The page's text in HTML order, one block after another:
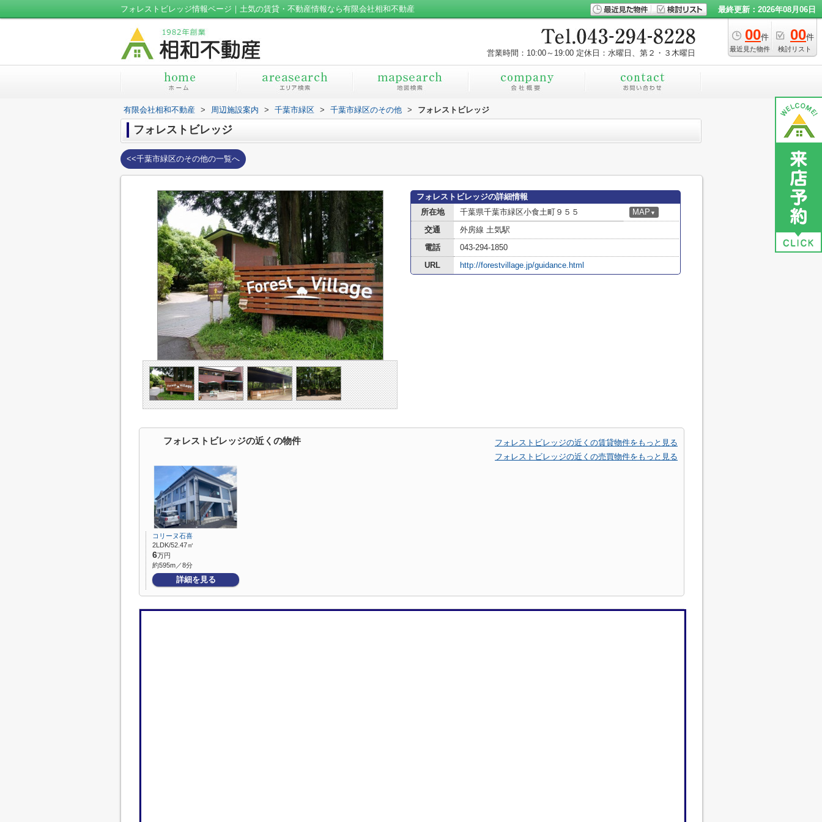
フォレストビレッジ情報ページ｜土気の賃貸・不動産情報なら有限会社相和不動産 最終更新：2026年08月06日
00件
最近見た物件
00件
検討リスト
営業時間：10:00～19:00 定休日：水曜日、第２・３木曜日
有限会社相和不動産 > 周辺施設案内 > 千葉市緑区 > 千葉市緑区のその他 > フォレストビレッジ
フォレストビレッジ
<<千葉市緑区のその他の一覧へ
フォレストビレッジの詳細情報
所在地
千葉県千葉市緑区小食土町９５５ MAP ▼
交通
外房線 土気駅
電話
043-294-1850
URL
http://forestvillage.jp/guidance.html
フォレストビレッジの近くの物件
フォレストビレッジの近くの賃貸物件をもっと見る
フォレストビレッジの近くの売買物件をもっと見る
コリーヌ石喜
2LDK/52.47㎡
6万円
約595m／8分
詳細を見る